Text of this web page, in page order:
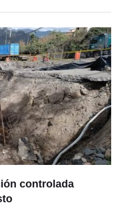
controlada